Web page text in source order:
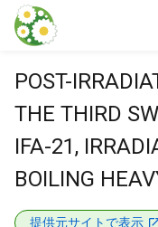
本文に飛ぶ
POST-
THE THIRD
IFA-21,
BOILING
提供元サイトで表示